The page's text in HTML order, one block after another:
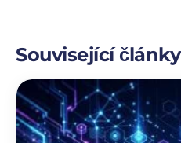
Související články